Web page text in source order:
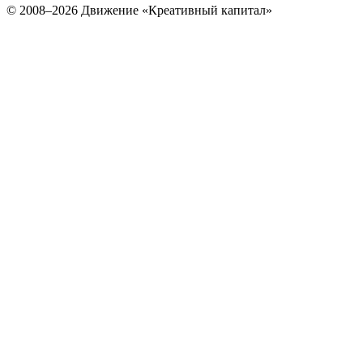
© 2008–2026 Движение «Креативный капитал»